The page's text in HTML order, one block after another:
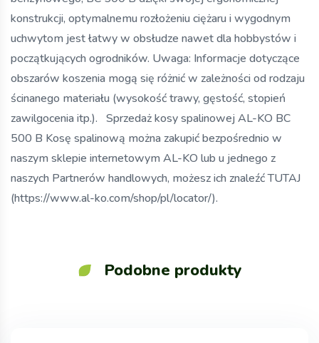
konstrukcji, optymalnemu rozłożeniu ciężaru i wygodnym
uchwytom jest łatwy w obsłudze nawet dla hobbystów i
początkujących ogrodników. Uwaga: Informacje dotyczące
obszarów koszenia mogą się różnić w zależności od rodzaju
ścinanego materiału (wysokość trawy, gęstość, stopień
zawilgocenia itp.). Sprzedaż kosy spalinowej AL-KO BC
500 B Kosę spalinową można zakupić bezpośrednio w
naszym sklepie internetowym AL-KO lub u jednego z
naszych Partnerów handlowych, możesz ich znaleźć TUTAJ
(https://www.al-ko.com/shop/pl/locator/).
Podobne produkty